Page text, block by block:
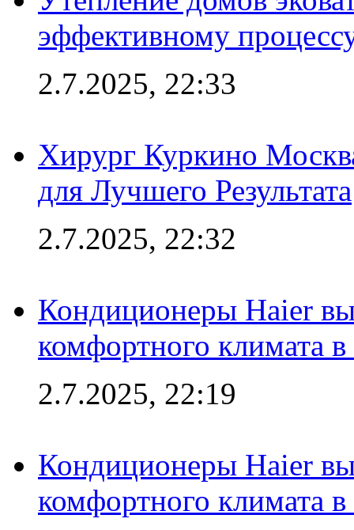
эффективному
2.7.2025, 22:33
Хирург Куркино
для Лучшего Результата
2.7.2025, 22:32
Кондиционеры Haier
комфортного климата
2.7.2025, 22:19
Кондиционеры Haier
комфортного климата